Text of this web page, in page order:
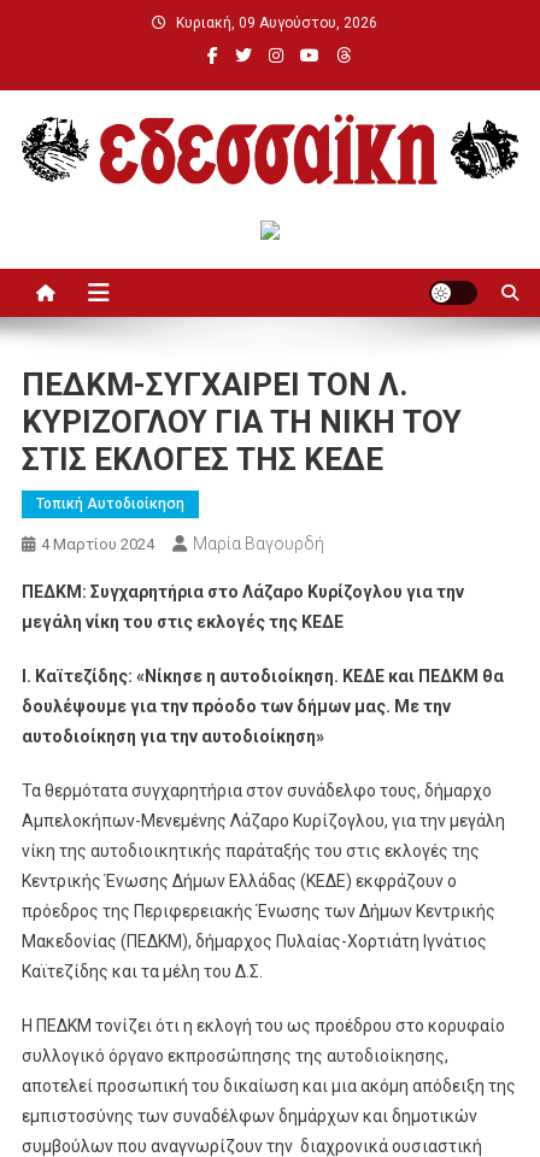
Κυριακή, 09 Αυγούστου, 2026
ΠΕΔΚΜ-ΣΥΓΧΑΙΡΕΙ ΤΟΝ Λ.
ΚΥΡΙΖΟΓΛΟΥ ΓΙΑ ΤΗ ΝΙΚΗ ΤΟΥ
ΣΤΙΣ ΕΚΛΟΓΕΣ ΤΗΣ ΚΕΔΕ
Τοπική Αυτοδιοίκηση
4 Μαρτίου 2024 Μαρία Βαγουρδή
ΠΕΔΚΜ: Συγχαρητήρια στο Λάζαρο Κυρίζογλου για την
μεγάλη νίκη του στις εκλογές της ΚΕΔΕ
Ι. Καϊτεζίδης: «Νίκησε η αυτοδιοίκηση. ΚΕΔΕ και ΠΕΔΚΜ θα
δουλέψουμε για την πρόοδο των δήμων μας. Με την
αυτοδιοίκηση για την αυτοδιοίκηση»
Τα θερμότατα συγχαρητήρια στον συνάδελφο τους, δήμαρχο
Αμπελοκήπων-Μενεμένης Λάζαρο Κυρίζογλου, για την μεγάλη
νίκη της αυτοδιοικητικής παράταξής του στις εκλογές της
Κεντρικής Ένωσης Δήμων Ελλάδας (ΚΕΔΕ) εκφράζουν ο
πρόεδρος της Περιφερειακής Ένωσης των Δήμων Κεντρικής
Μακεδονίας (ΠΕΔΚΜ), δήμαρχος Πυλαίας-Χορτιάτη Ιγνάτιος
Καϊτεζίδης και τα μέλη του Δ.Σ.
Η ΠΕΔΚΜ τονίζει ότι η εκλογή του ως προέδρου στο κορυφαίο
συλλογικό όργανο εκπροσώπησης της αυτοδιοίκησης,
αποτελεί προσωπική του δικαίωση και μια ακόμη απόδειξη της
εμπιστοσύνης των συναδέλφων δημάρχων και δημοτικών
συμβούλων που αναγνωρίζουν την διαχρονικά ουσιαστική